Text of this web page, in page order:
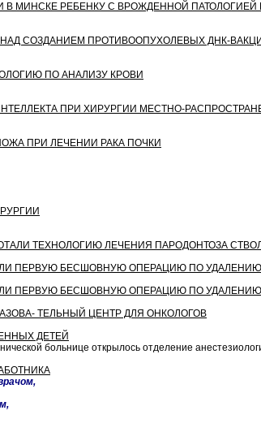
МИНСКЕ РЕБЕНКУ С ВРОЖДЕННОЙ ПАТОЛОГИЕЙ
СОЗДАНИЕМ ПРОТИВООПУХОЛЕВЫХ ДНК-
ПО АНАЛИЗУ КРОВИ
ПРИ ХИРУРГИИ МЕСТНО-
ПРИ ЛЕЧЕНИИ РАКА ПОЧКИ
ТЕХНОЛОГИЮ ЛЕЧЕНИЯ ПАРОДОНТОЗА
ПЕРВУЮ БЕСШОВНУЮ ОПЕРАЦИЮ ПО
ПЕРВУЮ БЕСШОВНУЮ ОПЕРАЦИЮ ПО
ТЕЛЬНЫЙ ЦЕНТР ДЛЯ ОНКОЛОГОВ
ДЕТЕЙ
больнице открылось отделение